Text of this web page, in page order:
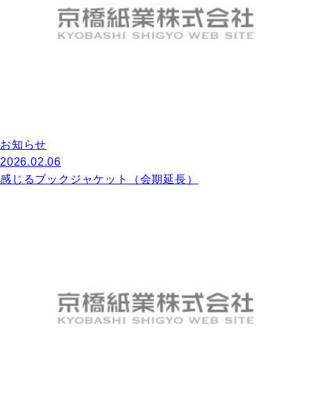
お知らせ
2026.02.06
感じるブックジャケット（会期延長）